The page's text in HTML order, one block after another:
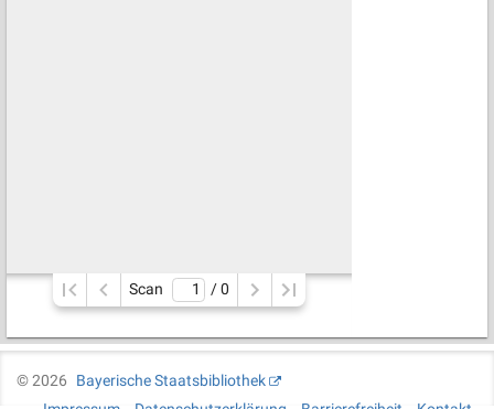
Scan / 0
©2026
Bayerische Staatsbibliothek